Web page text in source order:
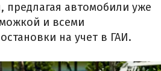
предлагая автомобили уже
и всеми
на учет в ГАИ.